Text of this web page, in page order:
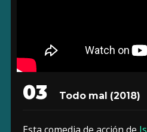
03 Todo mal (2018)